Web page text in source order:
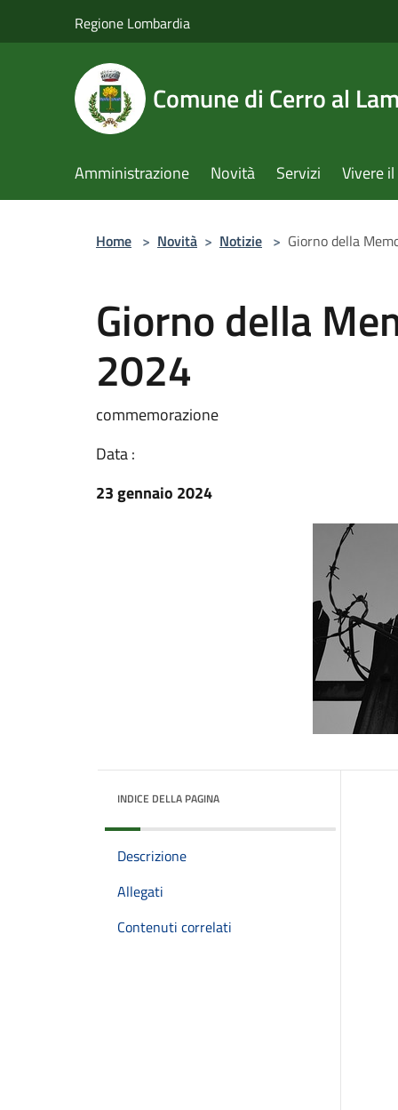
Regione Lombardia
Comune di Cerro al
Amministrazione Novità Servizi Vivere
Home > Novità > Notizie > Giorno della
Giorno della
2024
commemorazione
Data :
23 gennaio 2024
INDICE DELLA PAGINA
Descrizione
Allegati
Contenuti correlati